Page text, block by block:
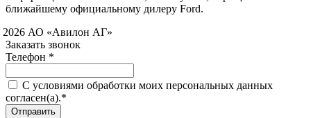
ближайшему официальному дилеру Ford.
АО «Авилон АГ»
Заказать звонок
Телефон *
C условиями обработки моих персональных данных
согласен(а).*